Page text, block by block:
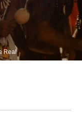
Real